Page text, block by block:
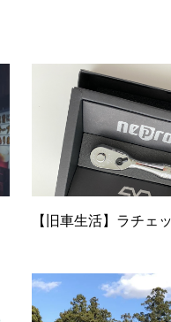
カタログ/各種戦略/導入事
mica.com
【旧車生活】ラチェ